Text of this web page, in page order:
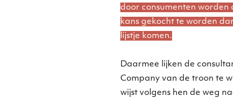
door consumenten worden
kans gekocht te worden
lijstje komen.
Daarmee lijken de
Company van de troon te
wijst volgens hen de weg